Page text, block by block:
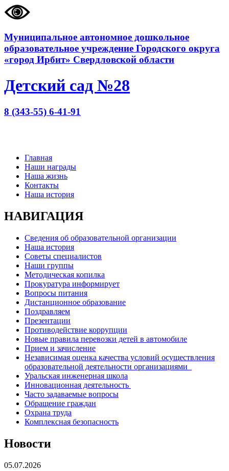
Муниципальное автономное дошкольное
образовательное учреждение Городского округа
«город Ирбит» Свердловской области
Детский сад №28
8 (343-55) 6-41-91
Главная
Наши награды
Наша жизнь
Контакты
Наша история
НАВИГАЦИЯ
Сведения об образовательной организации
Наша история
Советы специалистов
Наши группы
Методическая копилка
Прокуратура информирует
Вопросы питания
Дистанционное образование
Поздравляем
Презентации
Противодействие коррупции
Новые правила перевозки детей в автомобиле
Прием и зачисление
Независимая оценка качества условий осуществления
образовательной деятельности организациями
Уральская инженерная школа
Инновационная деятельность
Часто задаваемые вопросы
Обращение граждан
Охрана труда
Комплексная безопасность
Новости
05.07.2026